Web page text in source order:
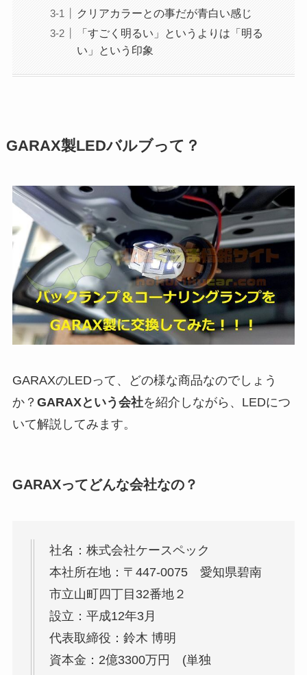
クリアカラーとの事だが青白い感じ
「すごく明るい」というよりは「明る
い」という印象
GARAX製LEDバルブって？
GARAXのLEDって、どの様な商品なのでしょう
か？ GARAXという会社を紹介しながら、LEDにつ
いて解説してみます。
GARAXってどんな会社なの？
社名：株式会社ケースペック
本社所在地：〒447-0075 愛知県碧南
市立山町四丁目32番地２
設立：平成12年3月
代表取締役：鈴木 博明
資本金：2億3300万円 (単独